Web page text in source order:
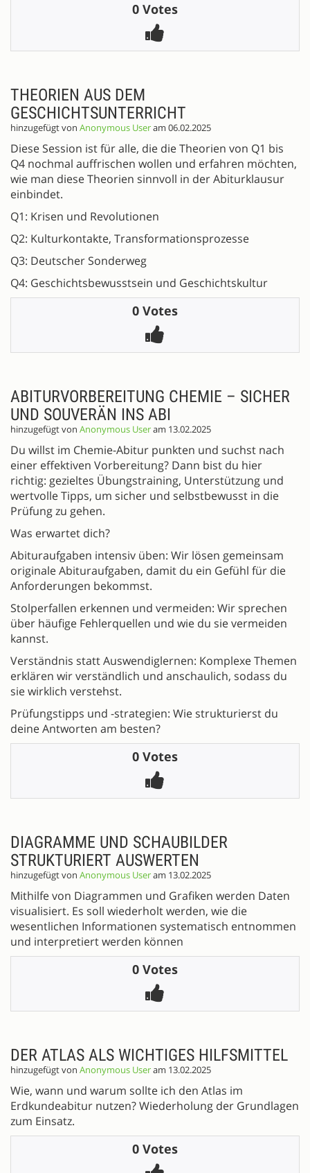
0 Votes
THEORIEN AUS DEM
GESCHICHTSUNTERRICHT
hinzugefügt von Anonymous Useram 06.02.2025
Diese Session ist für alle, die die Theorien von Q1 bis
Q4 nochmal auffrischen wollen und erfahren möchten,
wie man diese Theorien sinnvoll in der Abiturklausur
einbindet.
Q1: Krisen und Revolutionen
Q2: Kulturkontakte, Transformationsprozesse
Q3: Deutscher Sonderweg
Q4: Geschichtsbewusstsein und Geschichtskultur
0 Votes
ABITURVORBEREITUNG CHEMIE – SICHER
UND SOUVERÄN INS ABI
hinzugefügt von Anonymous Useram 13.02.2025
Du willst im Chemie-Abitur punkten und suchst nach
einer effektiven Vorbereitung? Dann bist du hier
richtig: gezieltes Übungstraining, Unterstützung und
wertvolle Tipps, um sicher und selbstbewusst in die
Prüfung zu gehen.
Was erwartet dich?
Abituraufgaben intensiv üben: Wir lösen gemeinsam
originale Abituraufgaben, damit du ein Gefühl für die
Anforderungen bekommst.
Stolperfallen erkennen und vermeiden: Wir sprechen
über häufige Fehlerquellen und wie du sie vermeiden
kannst.
Verständnis statt Auswendiglernen: Komplexe Themen
erklären wir verständlich und anschaulich, sodass du
sie wirklich verstehst.
Prüfungstipps und -strategien: Wie strukturierst du
deine Antworten am besten?
0 Votes
DIAGRAMME UND SCHAUBILDER
STRUKTURIERT AUSWERTEN
hinzugefügt von Anonymous Useram 13.02.2025
Mithilfe von Diagrammen und Grafiken werden Daten
visualisiert. Es soll wiederholt werden, wie die
wesentlichen Informationen systematisch entnommen
und interpretiert werden können
0 Votes
DER ATLAS ALS WICHTIGES HILFSMITTEL
hinzugefügt von Anonymous Useram 13.02.2025
Wie, wann und warum sollte ich den Atlas im
Erdkundeabitur nutzen? Wiederholung der Grundlagen
zum Einsatz.
0 Votes